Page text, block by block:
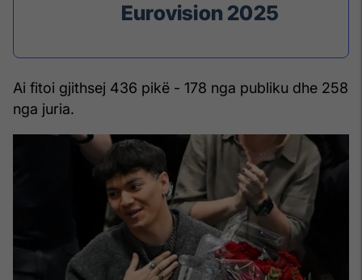
Eurovision 2025
Ai fitoi gjithsej 436 pikë - 178 nga publiku dhe 258
nga juria.